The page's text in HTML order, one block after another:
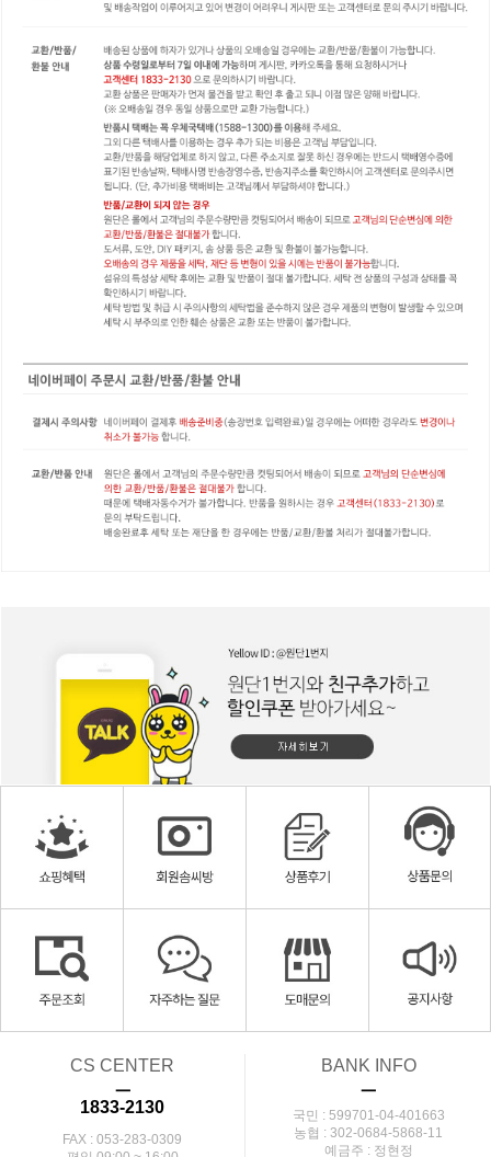
CS CENTER
ㅡ
1833-2130
FAX : 053-283-0309
BANK INFO
ㅡ
국민 : 599701-04-401663
농협 : 302-0684-5868-11
예금주 : 정현정